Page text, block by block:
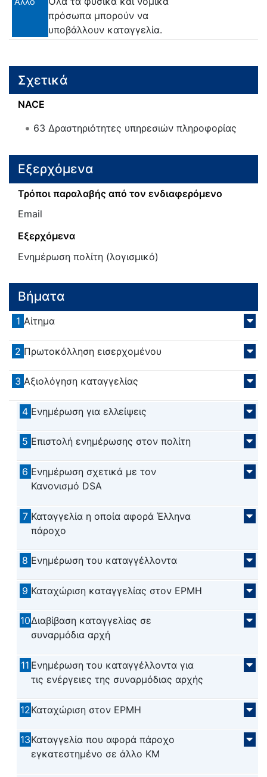
πρόσωπα μπορούν να
υποβάλλουν καταγγελία.
Σχετικά
NACE
63 Δραστηριότητες υπηρεσιών πληροφορίας
Εξερχόμενα
Τρόποι παραλαβής από τον ενδιαφερόμενο
Email
Εξερχόμενα
Ενημέρωση πολίτη (λογισμικό)
Βήματα
1 Αίτημα
2 Πρωτοκόλληση εισερχομένου
3 Αξιολόγηση καταγγελίας
4 Ενημέρωση για ελλείψεις
5 Επιστολή ενημέρωσης στον πολίτη
6 Ενημέρωση σχετικά με τον
Κανονισμό DSA
7 Καταγγελία η οποία αφορά Έλληνα
πάροχο
8 Ενημέρωση του καταγγέλλοντα
9 Καταχώριση καταγγελίας στον ΕΡΜΗ
10Διαβίβαση καταγγελίας σε
συναρμόδια αρχή
11 Ενημέρωση του καταγγέλλοντα για
τις ενέργειες της συναρμόδιας αρχής
12Καταχώριση στον ΕΡΜΗ
13Καταγγελία που αφορά πάροχο
εγκατεστημένο σε άλλο ΚΜ